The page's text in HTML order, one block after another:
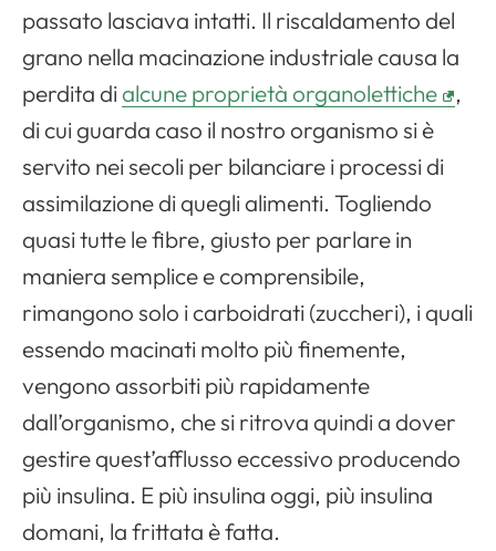
passato lasciava intatti. Il riscaldamento del
grano nella macinazione industriale causa la
perdita di alcune proprietà organolettiche
,
di cui guarda caso il nostro organismo si è
servito nei secoli per bilanciare i processi di
assimilazione di quegli alimenti. Togliendo
quasi tutte le fibre, giusto per parlare in
maniera semplice e comprensibile,
rimangono solo i carboidrati (zuccheri), i quali
essendo macinati molto più finemente,
vengono assorbiti più rapidamente
dall’organismo, che si ritrova quindi a dover
gestire quest’afflusso eccessivo producendo
più insulina. E più insulina oggi, più insulina
domani, la frittata è fatta.
Apri il menu di navigazione